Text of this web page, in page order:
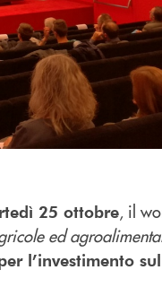
25 ottobre, il
ed
l’investimento